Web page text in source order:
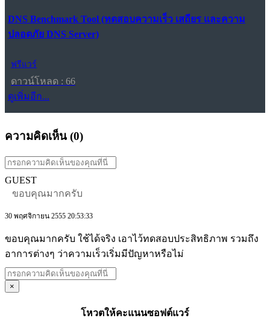
DNS Benchmark Tool (ทดสอบความเร็ว เสถียร และความ
ปลอดภัย DNS Server)
ฟรีแวร์
ดาวน์โหลด : 66
ดูเพิ่มอีก...
ความคิดเห็น (0)
GUEST
ขอบคุณมากครับ
30 พฤศจิกายน 2555 20:53:33
ขอบคุณมากครับ ใช้ได้จริง เอาไว้ทดสอบประสิทธิภาพ รวมถึง
อาการต่างๆ ว่าความเร็วเริ่มมีปัญหาหรือไม่
×
โหวตให้คะแนนซอฟต์แวร์